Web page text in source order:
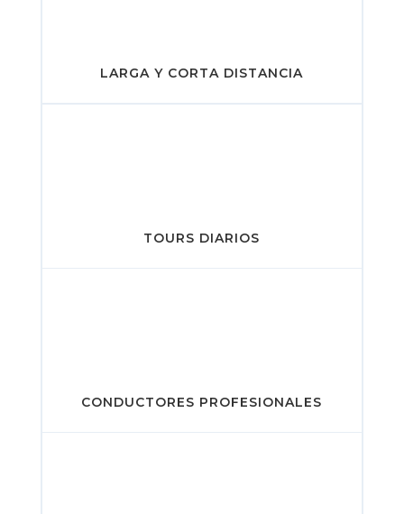
LARGA Y CORTA DISTANCIA
TOURS DIARIOS
CONDUCTORES PROFESIONALES